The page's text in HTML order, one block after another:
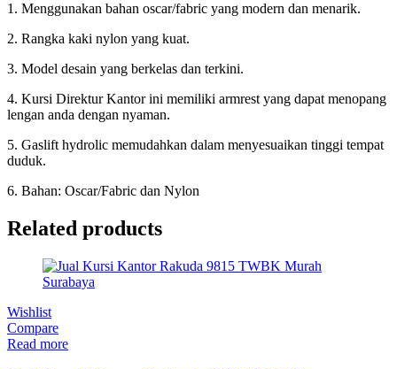
1. Menggunakan bahan oscar/fabric yang modern dan menarik.
2. Rangka kaki nylon yang kuat.
3. Model desain yang berkelas dan terkini.
4. Kursi Direktur Kantor ini memiliki armrest yang dapat menopang
lengan anda dengan nyaman.
5. Gaslift hydrolic memudahkan dalam menyesuaikan tinggi tempat
duduk.
6. Bahan: Oscar/Fabric dan Nylon
Related products
Wishlist
Compare
Read more